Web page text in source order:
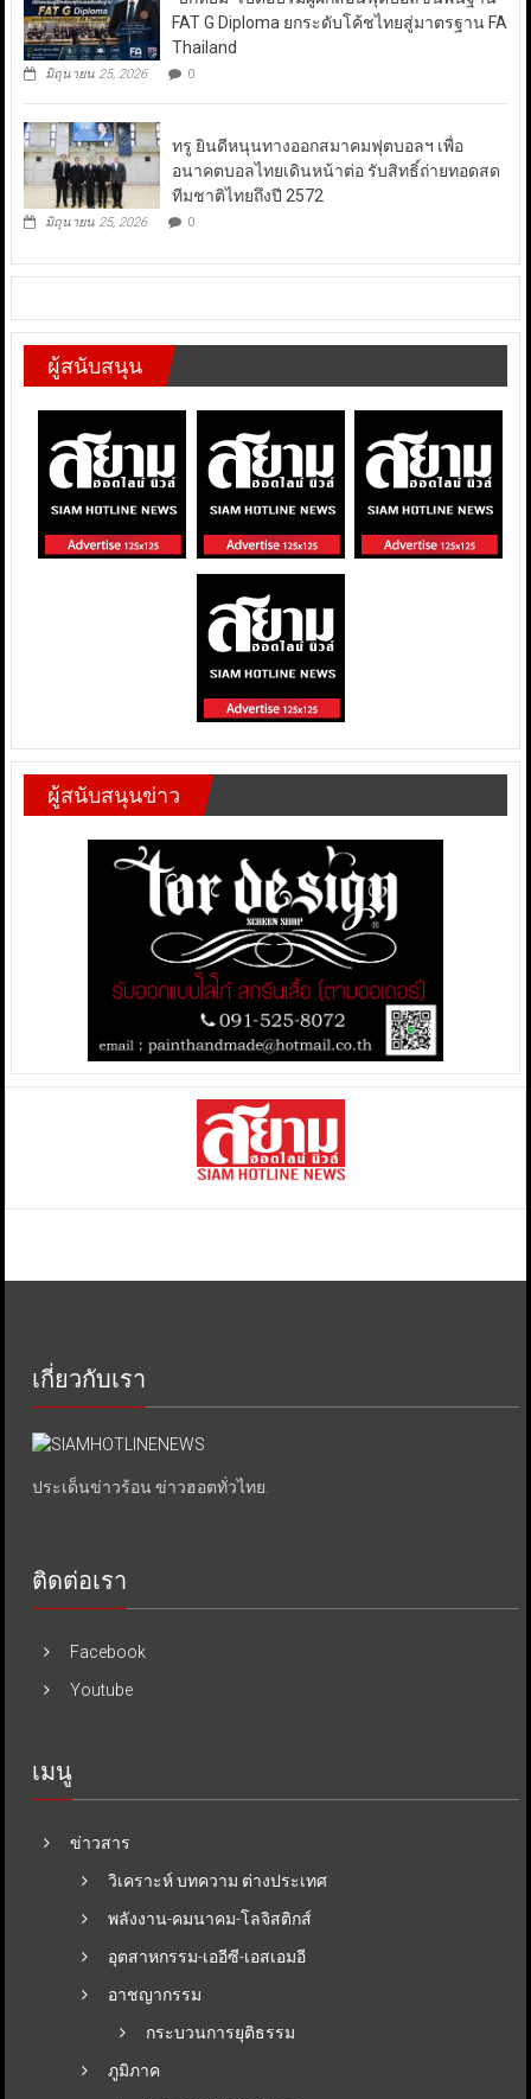
FAT G Diploma ยกระดับโค้ชไทยสู่มาตรฐาน FA
Thailand
มิถุนายน 25, 2026 0
ทรู ยินดีหนุนทางออกสมาคมฟุตบอลฯ เพื่อ
อนาคตบอลไทยเดินหน้าต่อ รับสิทธิ์ถ่ายทอดสด
ทีมชาติไทยถึงปี 2572
มิถุนายน 25, 2026 0
ผู้สนับสนุน
ผู้สนับสนุนข่าว
เกี่ยวกับเรา
ประเด็นข่าวร้อน ข่าวฮอตทั่วไทย.
ติดต่อเรา
Facebook
Youtube
เมนู
ข่าวสาร
วิเคราะห์ บทความ ต่างประเทศ
พลังงาน-คมนาคม-โลจิสติกส์
อุตสาหกรรม-เออีซี-เอสเอมอี
อาชญากรรม
กระบวนการยุติธรรม
ภูมิภาค